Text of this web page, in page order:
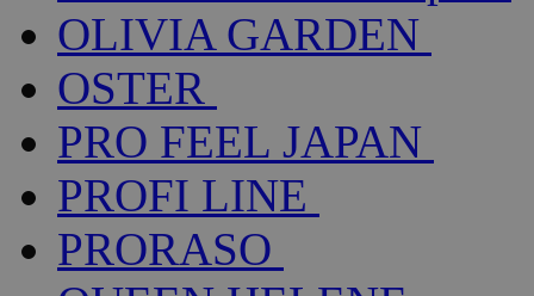
OLIVIA GARDEN
OSTER
PRO FEEL JAPAN
PROFI LINE
PRORASO